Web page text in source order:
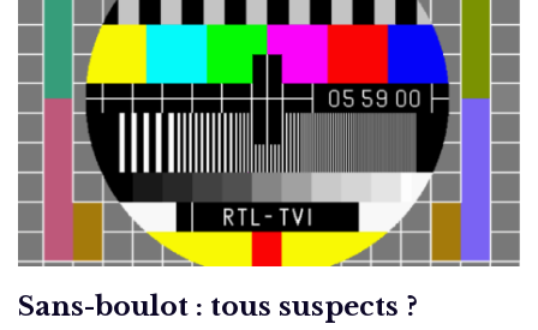
Sans-boulot : tous suspects ?